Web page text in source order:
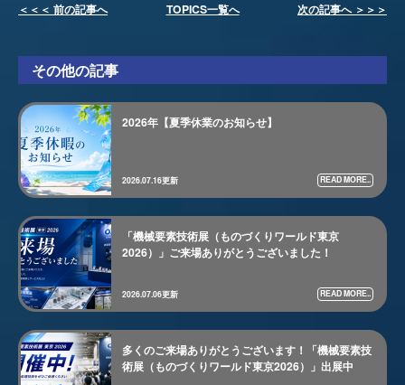
＜＜＜ 前の記事へ TOPICS一覧へ 次の記事へ ＞＞＞
その他の記事
2026年【夏季休業のお知らせ】
2026.07.16更新 READ MORE..
「機械要素技術展（ものづくりワールド東京
2026）」ご来場ありがとうございました！
2026.07.06更新 READ MORE..
多くのご来場ありがとうございます！「機械要素技
術展（ものづくりワールド東京2026）」出展中